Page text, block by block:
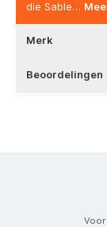
die Sable…
Merk
Beoordelingen
Voor